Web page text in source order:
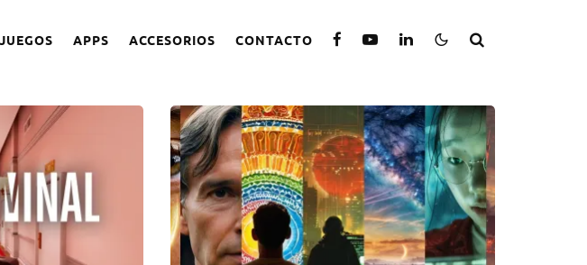
JUEGOS APPS ACCESORIOS CONTACTO